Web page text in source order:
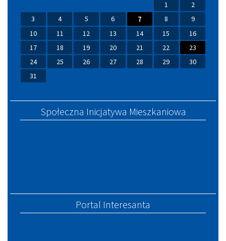
1
2
3
4 5 6 7 8
9
10
11 12 13 14 15
16
17
18 19 20 21 22
23
24
25 26 27 28 29
30
31
Społeczna Inicjatywa Mieszkaniowa
Portal Interesanta